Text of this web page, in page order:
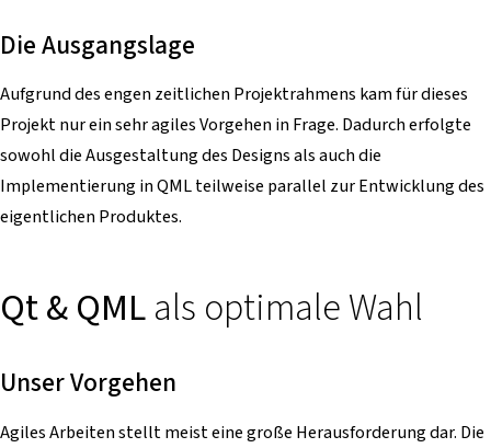
Die Ausgangslage
Aufgrund des engen zeitlichen Projektrahmens kam für dieses
Projekt nur ein sehr agiles Vorgehen in Frage. Dadurch erfolgte
sowohl die Ausgestaltung des Designs als auch die
Implementierung in QML teilweise parallel zur Entwicklung des
eigentlichen Produktes.
Qt & QMLals optimale Wahl
Unser Vorgehen
Agiles Arbeiten stellt meist eine große Herausforderung dar. Die